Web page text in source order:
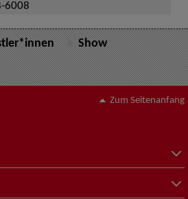
6008
Show
Zum Seitenanfang